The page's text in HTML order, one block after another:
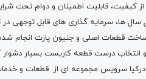
کیفیت، قابلیت اطمینان و دوام تحت
ها، سرمایه گذاری های قابل توجهی
ساخت قطعات اصلی و جنیون پارت انجام
و انتخاب درست قطعه کاریست بسیار دشوار
درکیا سرویس مجموعه ای از قطعات و